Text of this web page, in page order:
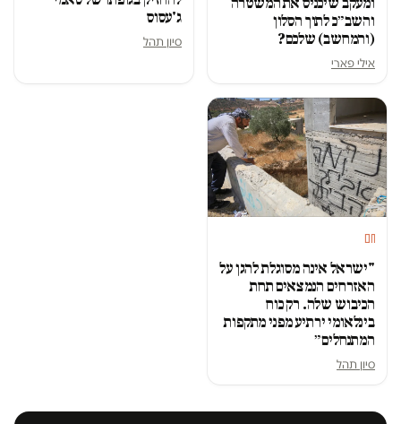
והשב״כ לתוך הסלון
(והמחשב) שלכם?
אילי פארי
ג'עסוס
סיון תהל
חם
"ישראל אינה מסוגלת להגן על
האזרחים הנמצאים תחת
הכיבוש שלה. רק כוח
בינלאומי ירתיע מפני מתקפות
המתנחלים״
סיון תהל